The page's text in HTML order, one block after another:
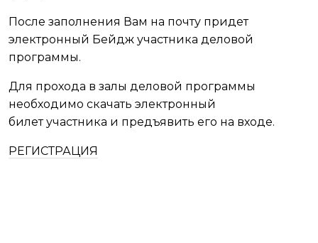
После заполнения Вам на почту придет
электронный Бейдж участника деловой
программы.
Для прохода в залы деловой программы
необходимо скачать электронный
билет участника и предъявить его на входе.
РЕГИСТРАЦИЯ